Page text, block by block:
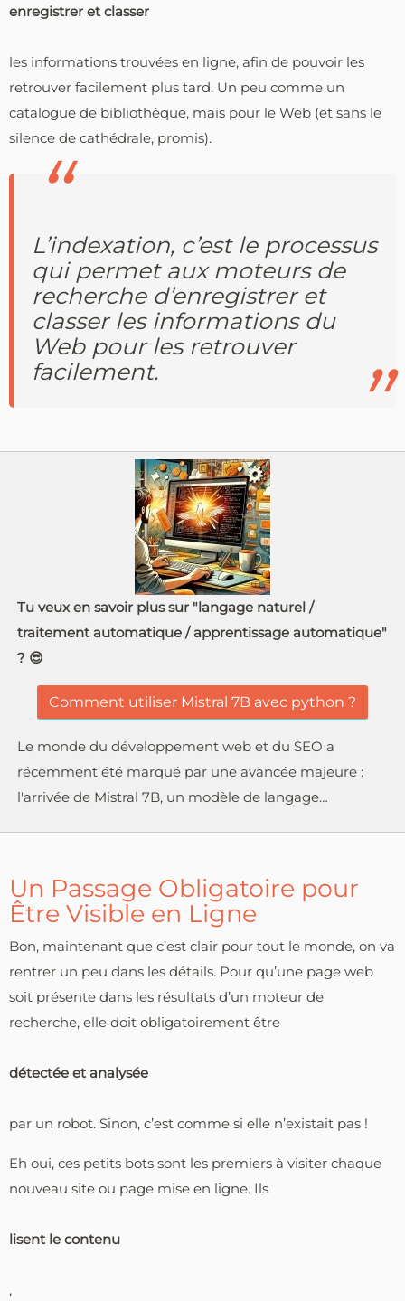
enregistrer et classer
les informations trouvées en ligne, afin de pouvoir les
retrouver facilement plus tard. Un peu comme un
catalogue de bibliothèque, mais pour le Web (et sans le
silence de cathédrale, promis).
L’indexation, c’est le processus
qui permet aux moteurs de
recherche d’enregistrer et
classer les informations du
Web pour les retrouver
facilement.
Tu veux en savoir plus sur "langage naturel /
traitement automatique / apprentissage automatique"
? 😎
Comment utiliser Mistral 7B avec python ?
Le monde du développement web et du SEO a
récemment été marqué par une avancée majeure :
l'arrivée de Mistral 7B, un modèle de langage…
Un Passage Obligatoire pour
Être Visible en Ligne
Bon, maintenant que c’est clair pour tout le monde, on va
rentrer un peu dans les détails. Pour qu’une page web
soit présente dans les résultats d’un moteur de
recherche, elle doit obligatoirement être
détectée et analysée
par un robot. Sinon, c’est comme si elle n’existait pas !
Eh oui, ces petits bots sont les premiers à visiter chaque
nouveau site ou page mise en ligne. Ils
lisent le contenu
,